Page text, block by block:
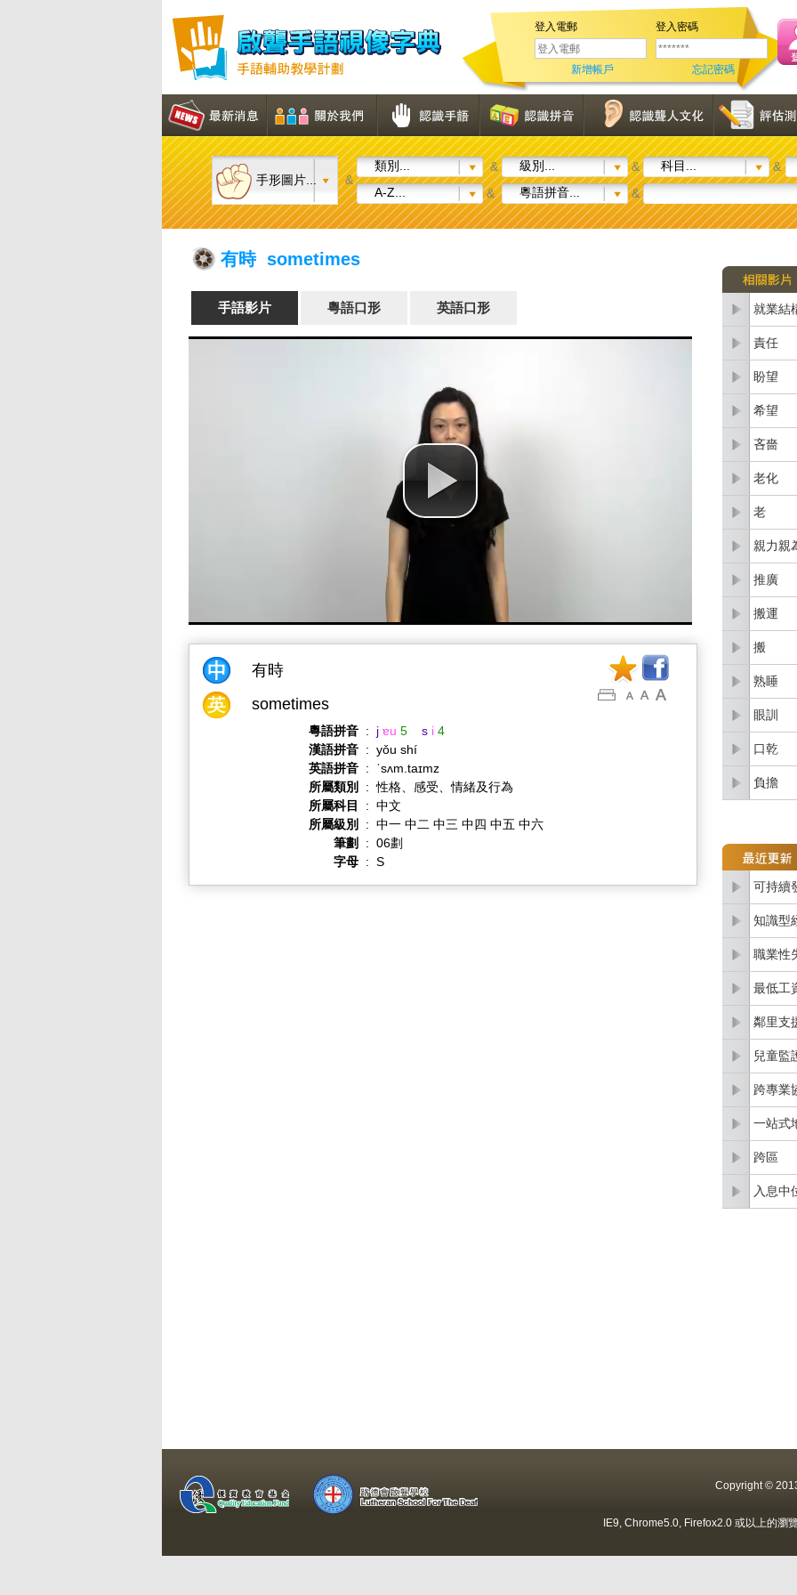
登入電郵 登入密碼
新增帳戶 忘記密碼
手形圖片... &
類別... & 級別... & 科目...
&
A-Z...
& 粵語拼音... &
有時 sometimes
手語影片 粵語口形 英語口形
有時
sometimes
粵語拼音 : j ɐu 5 s i 4
漢語拼音 : yǒu shí
英語拼音 :
ˈsʌm.taɪmz
所屬類別
: 性格、感受、情緒及行為
所屬科目
: 中文
所屬級別
: 中一 中二 中三 中四 中五 中六
筆劃
: 06劃
字母 : S
就業結
責任
盼望
希望
吝嗇
老化
老
親力親
推廣
搬運
搬
熟睡
眼訓
口乾
負擔
可持續
知識型
職業性
最低工
鄰里支
兒童監
跨專業
一站式
跨區
入息中
Copyright ©
IE9, Chrome5.0, Firefox2.0 或以上的瀏